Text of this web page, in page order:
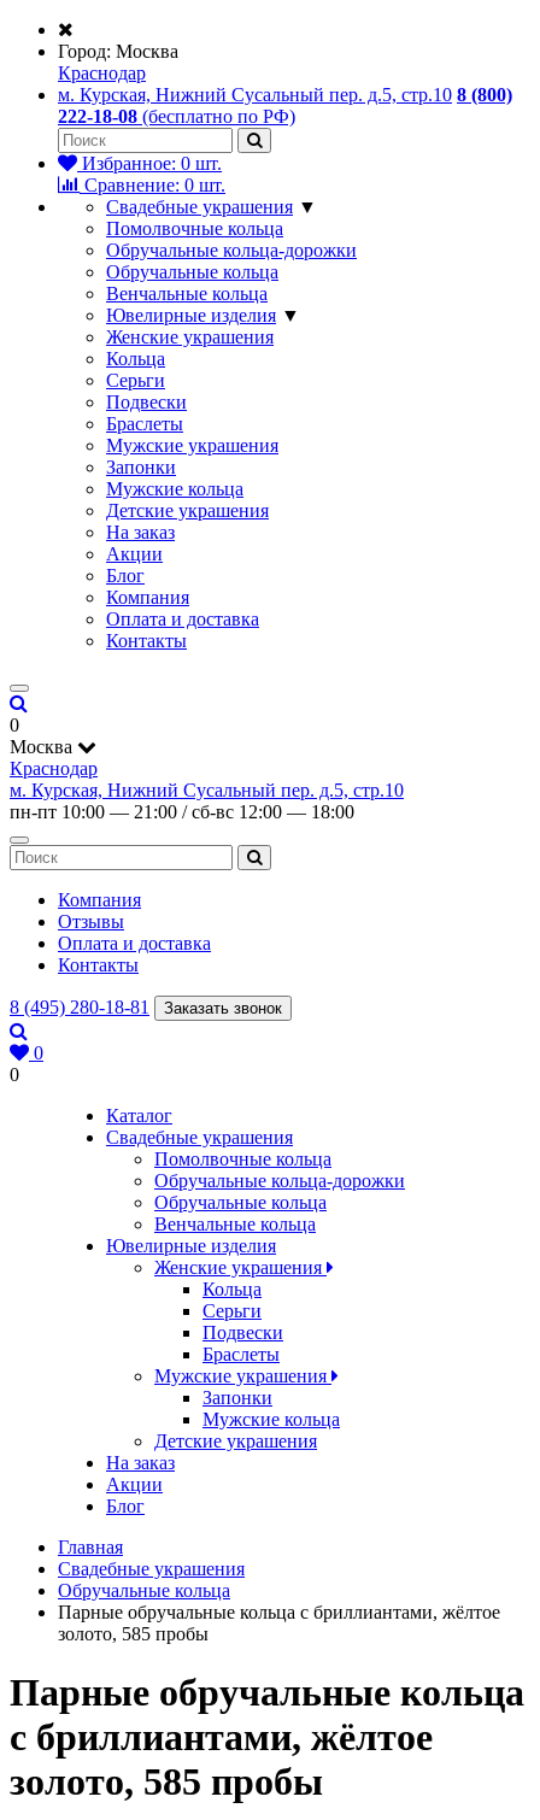
Город: Москва
Краснодар
м. Курская, Нижний Сусальный пер. д.5, стр.10 8 (800)
222-18-08 (бесплатно по РФ)
Избранное: 0 шт.
Сравнение: 0 шт.
Свадебные украшения ▼
Помолвочные кольца
Обручальные кольца-дорожки
Обручальные кольца
Венчальные кольца
Ювелирные изделия ▼
Женские украшения
Кольца
Серьги
Подвески
Браслеты
Мужские украшения
Запонки
Мужские кольца
Детские украшения
На заказ
Акции
Блог
Компания
Оплата и доставка
Контакты
0
Москва
Краснодар
м. Курская, Нижний Сусальный пер. д.5, стр.10
пн-пт 10:00 — 21:00 / сб-вс 12:00 — 18:00
Компания
Отзывы
Оплата и доставка
Контакты
8 (495) 280-18-81 Заказать звонок
0
0
Каталог
Свадебные украшения
Помолвочные кольца
Обручальные кольца-дорожки
Обручальные кольца
Венчальные кольца
Ювелирные изделия
Женские украшения
Кольца
Серьги
Подвески
Браслеты
Мужские украшения
Запонки
Мужские кольца
Детские украшения
На заказ
Акции
Блог
Главная
Свадебные украшения
Обручальные кольца
Парные обручальные кольца с бриллиантами, жёлтое
золото, 585 пробы
Парные обручальные кольца
с бриллиантами, жёлтое
золото, 585 пробы